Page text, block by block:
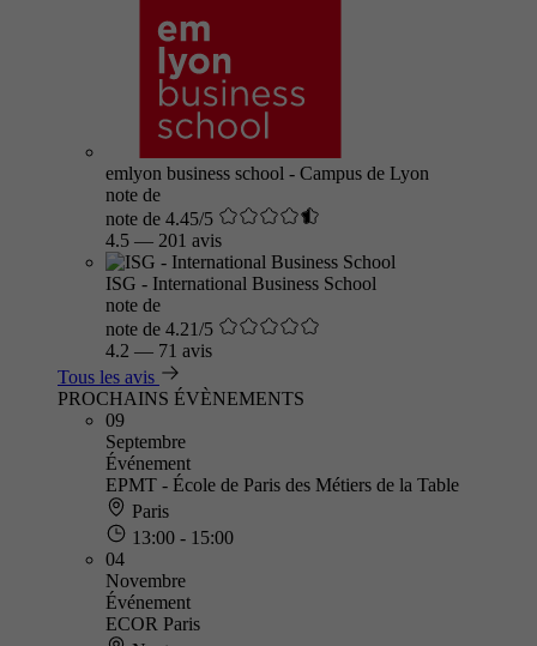
emlyon business school - Campus de Lyon
note de
note de 4.45/5
4.5 — 201 avis
ISG - International Business School
note de
note de 4.21/5
4.2 — 71 avis
Tous les avis
PROCHAINS ÉVÈNEMENTS
09
Septembre
Événement
EPMT - École de Paris des Métiers de la Table
Paris
13:00 - 15:00
04
Novembre
Événement
ECOR Paris